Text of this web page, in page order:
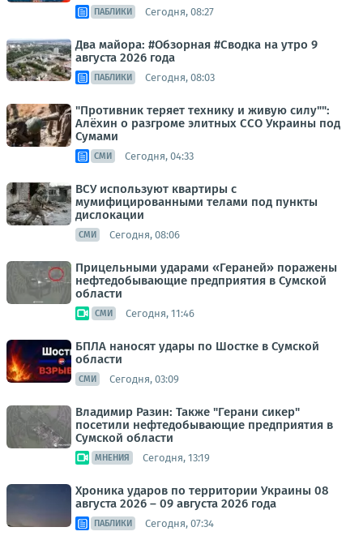
ПАБЛИКИ Сегодня, 08:27
Два майора: #Обзорная #Сводка на утро 9
августа 2026 года
ПАБЛИКИ Сегодня, 08:03
"Противник теряет технику и живую силу"":
Алёхин о разгроме элитных ССО Украины под
Сумами
СМИ Сегодня, 04:33
ВСУ используют квартиры с
мумифицированными телами под пункты
дислокации
СМИ Сегодня, 08:06
Прицельными ударами «Гераней» поражены
нефтедобывающие предприятия в Сумской
области
СМИ Сегодня, 11:46
БПЛА наносят удары по Шостке в Сумской
области
СМИ Сегодня, 03:09
Владимир Разин: Также "Герани сикер"
посетили нефтедобывающие предприятия в
Сумской области
МНЕНИЯ Сегодня, 13:19
Хроника ударов по территории Украины 08
августа 2026 – 09 августа 2026 года
ПАБЛИКИ Сегодня, 07:34